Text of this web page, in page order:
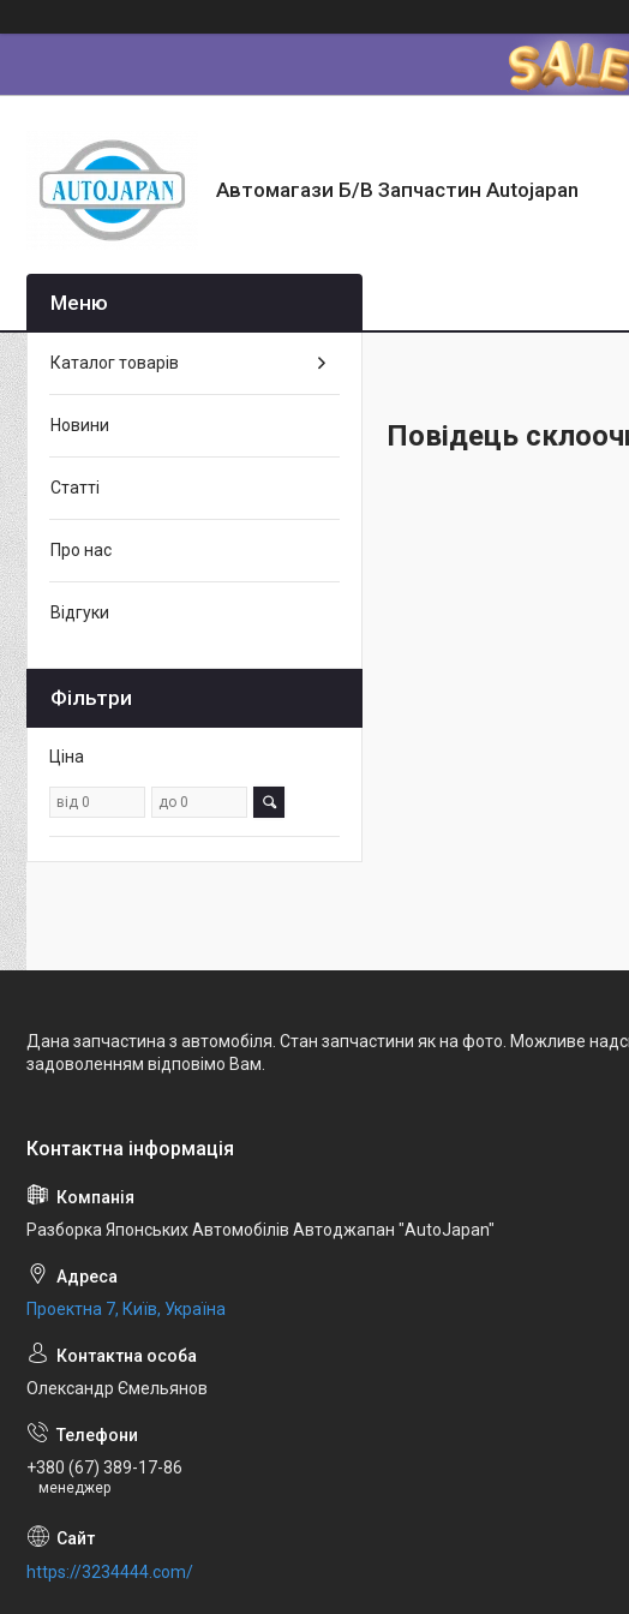
Автомагази Б/В Запчастин Autojapan
Повідець
Каталог товарів
Новини
Статті
Про нас
Відгуки
Фільтри
Ціна
Дана запчастина з автомобіля. Стан запчастини як на фото. Можливе
задоволенням відповімо Вам.
Разборка Японських Автомобілів Автоджапан "AutoJapan"
Проектна 7, Київ, Україна
Олександр Ємельянов
+380 (67) 389-17-86
менеджер
https://3234444.com/